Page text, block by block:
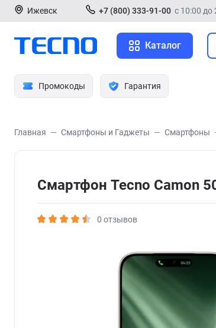
Ижевск +7 (800) 333-91-00 с 10:00 до
Каталог
Промокоды Гарантия
Главная Смартфоны и Гаджеты Смартфоны
Смартфон Tecno Camon
0 отзывов